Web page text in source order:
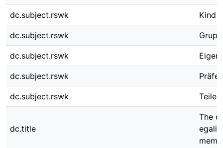
dc.subject.rswk Kind
dc.subject.rswk
dc.subject.rswk
dc.subject.rswk
dc.subject.rswk Teilen
dc.title
The